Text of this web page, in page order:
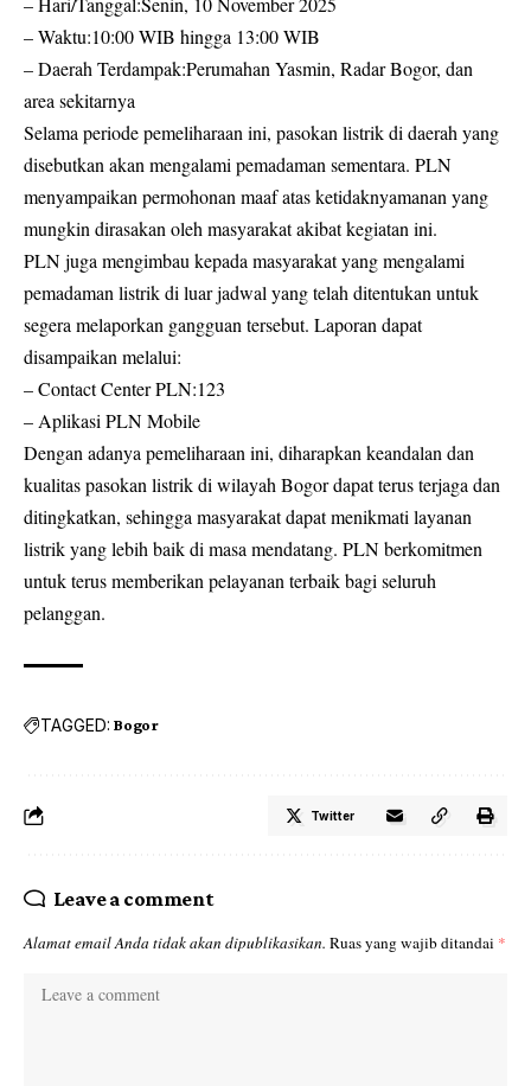
– Waktu:10:00 WIB hingga 13:00 WIB
– Daerah Terdampak:Perumahan Yasmin, Radar Bogor, dan
area sekitarnya
Selama periode pemeliharaan ini, pasokan listrik di daerah yang
disebutkan akan mengalami pemadaman sementara. PLN
menyampaikan permohonan maaf atas ketidaknyamanan yang
mungkin dirasakan oleh masyarakat akibat kegiatan ini.
PLN juga mengimbau kepada masyarakat yang mengalami
pemadaman listrik di luar jadwal yang telah ditentukan untuk
segera melaporkan gangguan tersebut. Laporan dapat
disampaikan melalui:
– Contact Center PLN:123
– Aplikasi PLN Mobile
Dengan adanya pemeliharaan ini, diharapkan keandalan dan
kualitas pasokan listrik di wilayah Bogor dapat terus terjaga dan
ditingkatkan, sehingga masyarakat dapat menikmati layanan
listrik yang lebih baik di masa mendatang. PLN berkomitmen
untuk terus memberikan pelayanan terbaik bagi seluruh
pelanggan.
TAGGED: Bogor
Twitter
Leave a comment
Alamat email Anda tidak akan dipublikasikan. Ruas yang wajib ditandai *